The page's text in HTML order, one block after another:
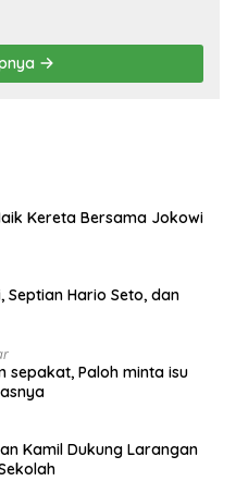
Kereta Bersama Jokowi
Septian Hario Seto, dan
sepakat, Paloh minta isu
Kamil Dukung Larangan